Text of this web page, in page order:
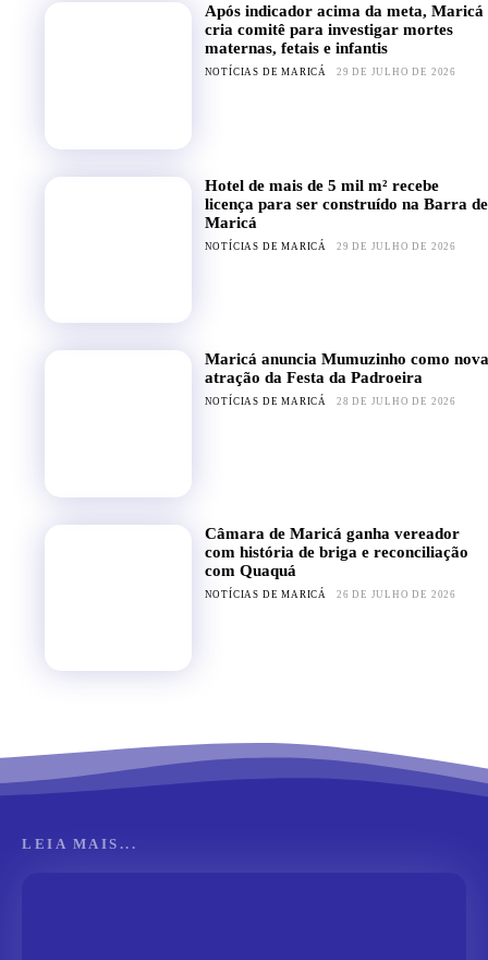
Após indicador acima da meta, Maricá
cria comitê para investigar mortes
maternas, fetais e infantis
NOTÍCIAS DE MARICÁ 29 DE JULHO DE 2026
Hotel de mais de 5 mil m² recebe
licença para ser construído na Barra de
Maricá
NOTÍCIAS DE MARICÁ 29 DE JULHO DE 2026
Maricá anuncia Mumuzinho como nova
atração da Festa da Padroeira
NOTÍCIAS DE MARICÁ 28 DE JULHO DE 2026
Câmara de Maricá ganha vereador
com história de briga e reconciliação
com Quaquá
NOTÍCIAS DE MARICÁ 26 DE JULHO DE 2026
LEIA MAIS...